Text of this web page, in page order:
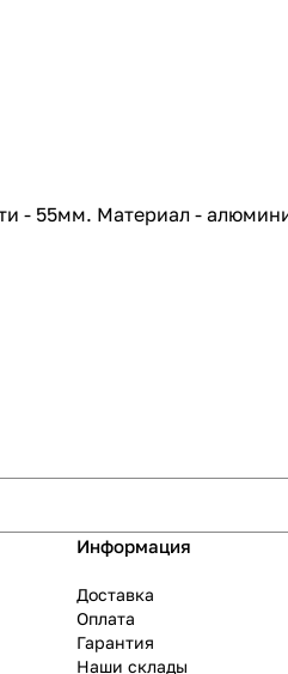
- 55мм. Материал -
Информация
Доставка
Оплата
Гарантия
Наши склады